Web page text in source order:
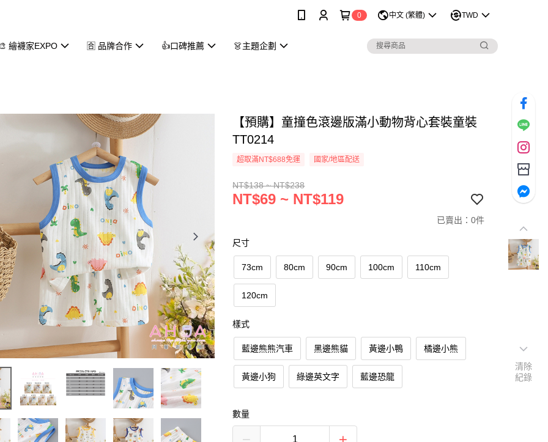
0 中文 (繁體) TWD
繪襪家EXPO 🈴 品牌合作 👍口碑推薦 👗主題企劃
【預購】童撞色滾邊版滿小動物背心套裝童裝
TT0214
超取滿NT$688免運 國家/地區配送
NT$138 ~ NT$238
NT$69 ~ NT$119
已賣出：0件
尺寸
73cm 80cm 90cm 100cm 110cm
120cm
樣式
藍邊熊熊汽車 黑邊熊貓 黃邊小鴨 橘邊小熊
黃邊小狗 綠邊英文字 藍邊恐龍
數量
清除
紀錄